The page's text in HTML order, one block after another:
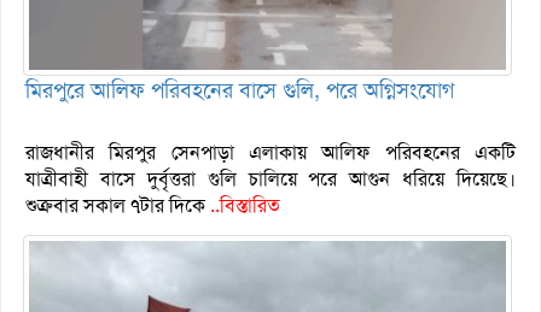
মিরপুরে আলিফ পরিবহনের বাসে গুলি, পরে অগ্নিসংযোগ
রাজধানীর মিরপুর সেনপাড়া এলাকায় আলিফ পরিবহনের একটি
যাত্রীবাহী বাসে দুর্বৃত্তরা গুলি চালিয়ে পরে আগুন ধরিয়ে দিয়েছে।
শুক্রবার সকাল ৭টার দিকে..বিস্তারিত